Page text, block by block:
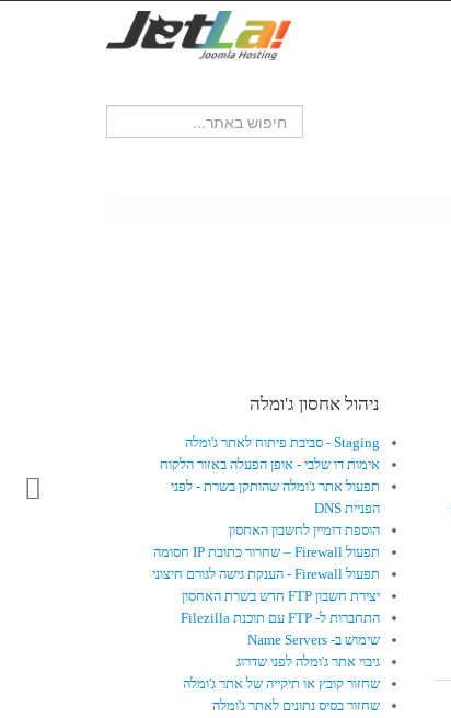
ניהול אחסון ג'ומלה
Staging - סביבת פיתוח לאתר ג'ומלה
אימות דו שלבי - אופן הפעלה באזור הלקוח
תפעול אתר ג'ומלה שהותקן בשרת - לפני
הפניית DNS
הוספת דומיין לחשבון האחסון
תפעול Firewall – שחרור כתובת IP חסומה
תפעול Firewall - הענקת גישה לגורם חיצוני
יצירת חשבון FTP חדש בשרת האחסון
התחברות ל- FTP עם תוכנת Filezilla
שימוש ב- Name Servers
גיבוי אתר ג'ומלה לפני שדרוג
שחזור קובץ או תיקייה של אתר ג'ומלה
שחזור בסיס נתונים לאתר ג'ומלה